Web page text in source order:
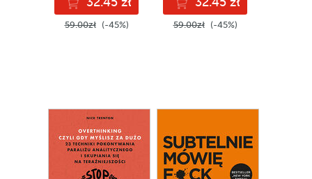
59.00zł (-45%) 59.00zł (-45%)